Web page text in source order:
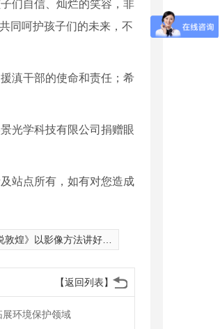
们自信、灿烂的笑容，非
同呵护孩子们的未来，不
滇干部的使命和责任；希
光学科技有限公司捐赠眼
站点所有，如有对您造成
》以影像方法讲好中国文化
【返回列表】
环境保护领域